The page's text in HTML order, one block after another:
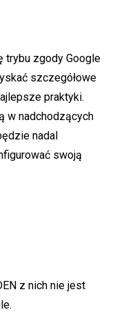
trybu zgody Google
szczegółowe
praktyki.
w nadchodzących
nadal
swoją
z nich nie jest